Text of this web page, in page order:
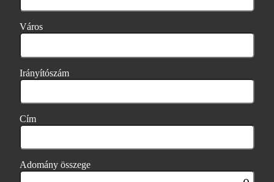
Város
Irányítószám
Cím
Adomány összege